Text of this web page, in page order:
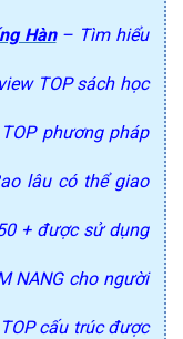
Hàn– Tìm hiểu
TOP sách học
phương pháp
lâu có thể giao
+ được sử dụng
NANG cho người
cấu trúc được